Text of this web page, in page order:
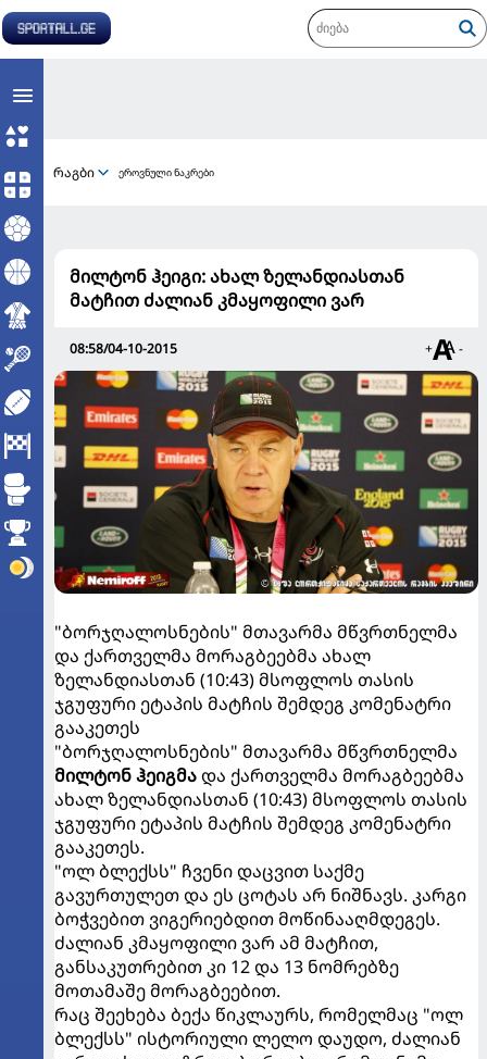
რაგბი ეროვნული ნაკრები
მილტონ ჰეიგი: ახალ ზელანდიასთან
მატჩით ძალიან კმაყოფილი ვარ
08:58/04-10-2015 + -
"ბორჯღალოსნების" მთავარმა მწვრთნელმა
და ქართველმა მორაგბეებმა ახალ
ზელანდიასთან (10:43) მსოფლოს თასის
ჯგუფური ეტაპის მატჩის შემდეგ კომენატრი
გააკეთეს
"ბორჯღალოსნების" მთავარმა მწვრთნელმა
მილტონ ჰეიგმადა ქართველმა მორაგბეებმა
ახალ ზელანდიასთან (10:43) მსოფლოს თასის
ჯგუფური ეტაპის მატჩის შემდეგ კომენატრი
გააკეთეს.
"ოლ ბლექსს" ჩვენი დაცვით საქმე
გავურთულეთ და ეს ცოტას არ ნიშნავს. კარგი
ბოჭვებით ვიგერიებდით მოწინააღმდეგეს.
ძალიან კმაყოფილი ვარ ამ მატჩით,
განსაკუთრებით კი 12 და 13 ნომრებზე
მოთამაშე მორაგბეებით.
რაც შეეხება ბექა წიკლაურს, რომელმაც "ოლ
ბლექსს" ისტორიული ლელო დაუდო, ძალიან